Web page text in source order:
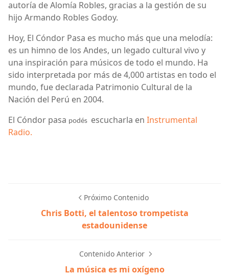
autoría de Alomía Robles, gracias a la gestión de su
hijo Armando Robles Godoy.
Hoy, El Cóndor Pasa es mucho más que una melodía:
es un himno de los Andes, un legado cultural vivo y
una inspiración para músicos de todo el mundo. Ha
sido interpretada por más de 4,000 artistas en todo el
mundo, fue declarada Patrimonio Cultural de la
Nación del Perú en 2004.
El Cóndor pasa podés escucharla en Instrumental
Radio.
Próximo Contenido
Chris Botti, el talentoso trompetista
estadounidense
Contenido Anterior
La música es mi oxígeno